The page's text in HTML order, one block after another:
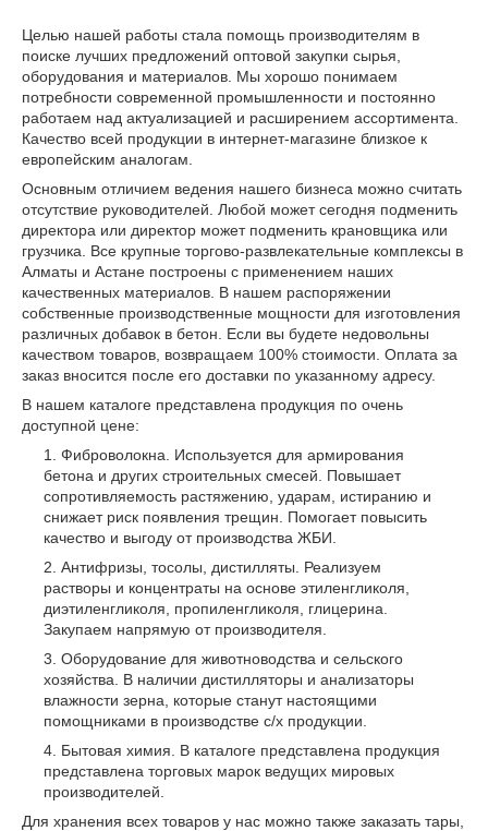
Целью нашей работы стала помощь производителям в
поиске лучших предложений оптовой закупки сырья,
оборудования и материалов. Мы хорошо понимаем
потребности современной промышленности и постоянно
работаем над актуализацией и расширением ассортимента.
Качество всей продукции в интернет-магазине близкое к
европейским аналогам.
Основным отличием ведения нашего бизнеса можно считать
отсутствие руководителей. Любой может сегодня подменить
директора или директор может подменить крановщика или
грузчика. Все крупные торгово-развлекательные комплексы в
Алматы и Астане построены с применением наших
качественных материалов. В нашем распоряжении
собственные производственные мощности для изготовления
различных добавок в бетон. Если вы будете недовольны
качеством товаров, возвращаем 100% стоимости. Оплата за
заказ вносится после его доставки по указанному адресу.
В нашем каталоге представлена продукция по очень
доступной цене:
Фиброволокна. Используется для армирования
бетона и других строительных смесей. Повышает
сопротивляемость растяжению, ударам, истиранию и
снижает риск появления трещин. Помогает повысить
качество и выгоду от производства ЖБИ.
Антифризы, тосолы, дистилляты. Реализуем
растворы и концентраты на основе этиленгликоля,
диэтиленгликоля, пропиленгликоля, глицерина.
Закупаем напрямую от производителя.
Оборудование для животноводства и сельского
хозяйства. В наличии дистилляторы и анализаторы
влажности зерна, которые станут настоящими
помощниками в производстве с/х продукции.
Бытовая химия. В каталоге представлена продукция
представлена торговых марок ведущих мировых
производителей.
Для хранения всех товаров у нас можно также заказать тары,